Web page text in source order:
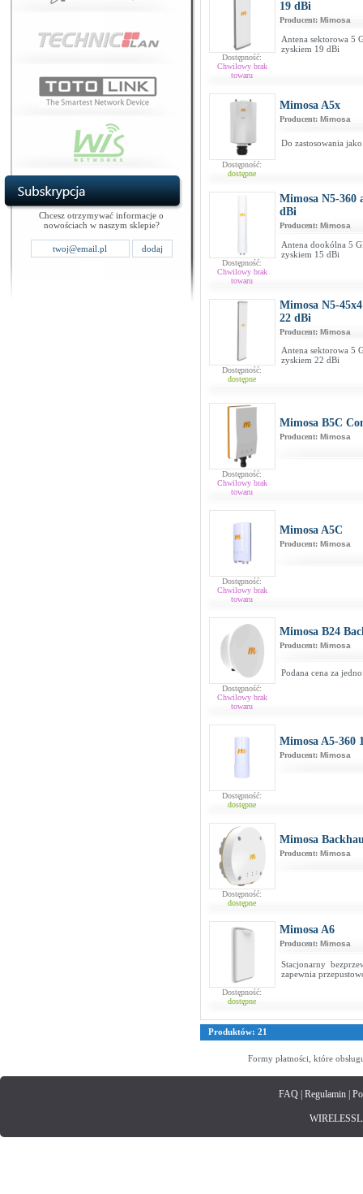
Chcesz otrzymywać informacje o
nowościach w naszym sklepie?
Dostępność:
Chwilowy brak
towaru
19 dBi
Producent: Mimosa
Antena sektorowa 5
zyskiem 19 dBi
Dostępność:
dostępne
Mimosa A5x
Producent: Mimosa
Do zastosowania
Dostępność:
Chwilowy brak
towaru
Mimosa N5-360
dBi
Producent: Mimosa
Antena dookólna 5
zyskiem 15 dBi
Dostępność:
dostępne
Mimosa N5-
22 dBi
Producent: Mimosa
Antena sektorowa 5
zyskiem 22 dBi
Dostępność:
Chwilowy brak
towaru
Mimosa B5C
Producent: Mimosa
Dostępność:
Chwilowy brak
towaru
Mimosa A5C
Producent: Mimosa
Dostępność:
Chwilowy brak
towaru
Mimosa B24
Producent: Mimosa
Podana cena za
Dostępność:
dostępne
Mimosa A5-360
Producent: Mimosa
Dostępność:
dostępne
Mimosa
Producent: Mimosa
Dostępność:
dostępne
Mimosa A6
Producent: Mimosa
Stacjonarny
zapewnia
Produktów: 21
Formy płatności, które
FAQ| Regulamin|